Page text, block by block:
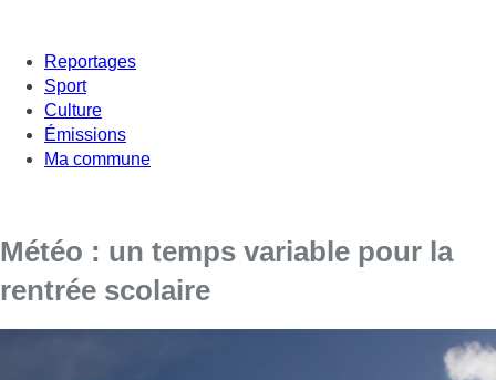
Reportages
Sport
Culture
Émissions
Ma commune
Météo : un temps variable pour la
rentrée scolaire